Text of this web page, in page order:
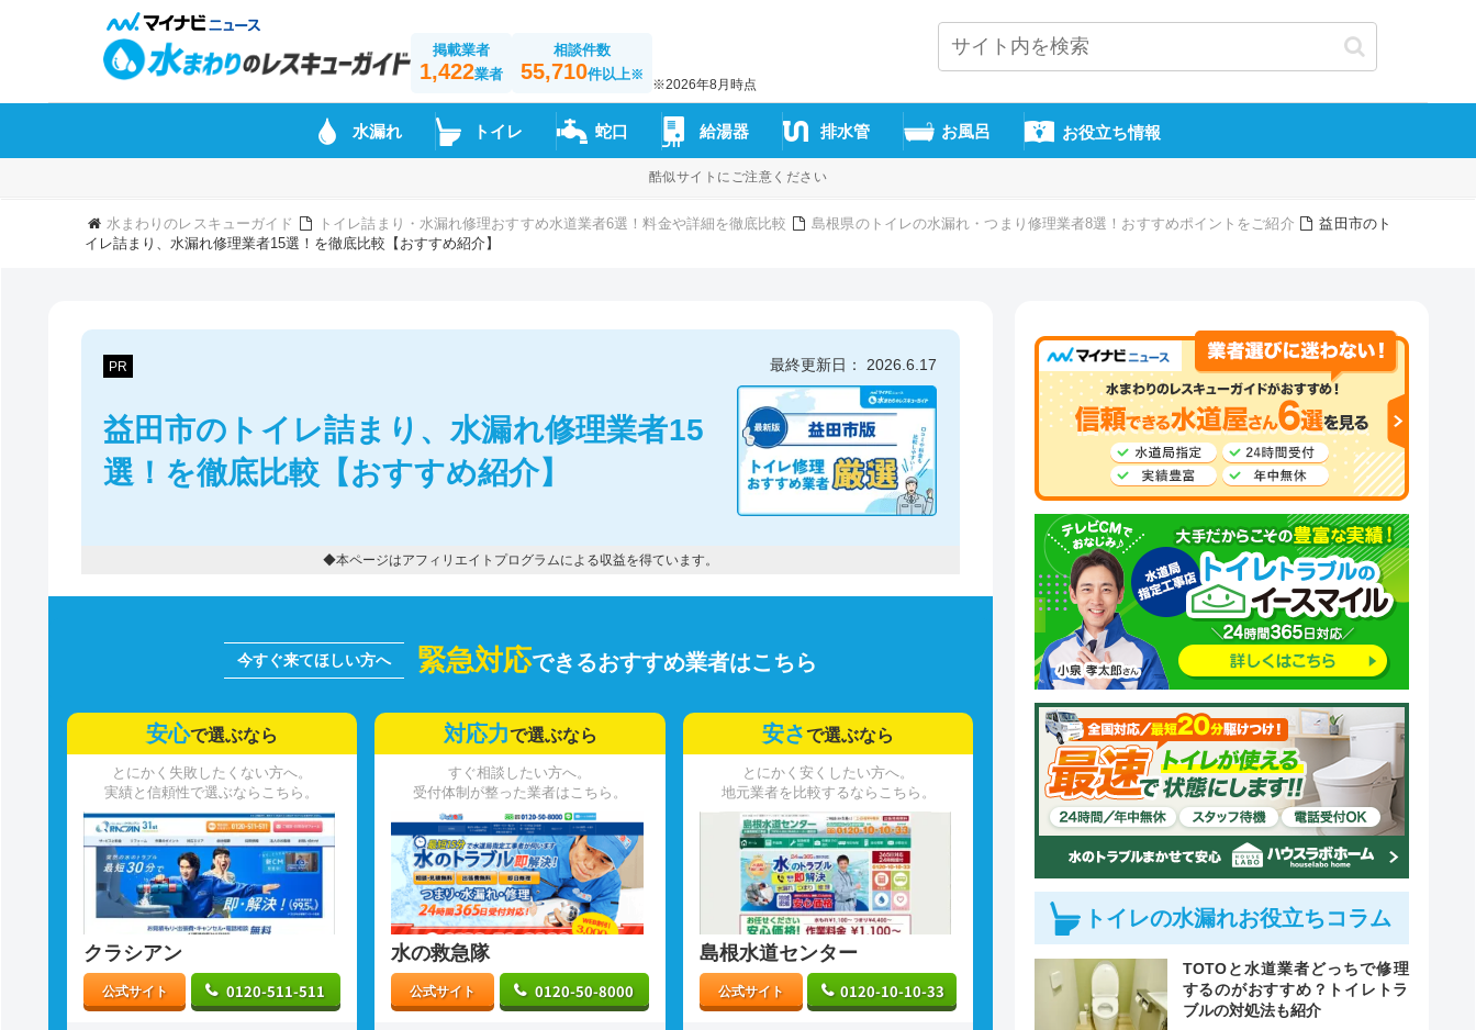
掲載業者
1,422業者
相談件数
55,710件以上※
※2026年8月時点
水漏れ トイレ 蛇口 給湯器 排水管 お風呂 お役立ち情報
酷似サイトにご注意ください
水まわりのレスキューガイド トイレ詰まり・水漏れ修理おすすめ水道業者6選！料金や詳細を徹底比較 島根県のトイレの水漏れ・つまり修理業者8選！おすすめポイントをご紹介
益田市のト
イレ詰まり、水漏れ修理業者15選！を徹底比較【おすすめ紹介】
PR
益田市のトイレ詰まり、水漏れ修理業者15
選！を徹底比較【おすすめ紹介】
最終更新日： 2026.6.17
◆本ページはアフィリエイトプログラムによる収益を得ています。
緊急対応できるおすすめ業者はこちら
安心で選ぶなら
とにかく失敗したくない方へ。
実績と信頼性で選ぶならこちら。
クラシアン
公式サイト 0120-511-511
対応力で選ぶなら
すぐ相談したい方へ。
受付体制が整った業者はこちら。
水の救急隊
公式サイト 0120-50-8000
安さで選ぶなら
とにかく安くしたい方へ。
地元業者を比較するならこちら。
島根水道センター
公式サイト 0120-10-10-33
トイレの水漏れお役立ちコラム
TOTOと水道業者どっちで修理
するのがおすすめ？トイレトラ
ブルの対処法も紹介